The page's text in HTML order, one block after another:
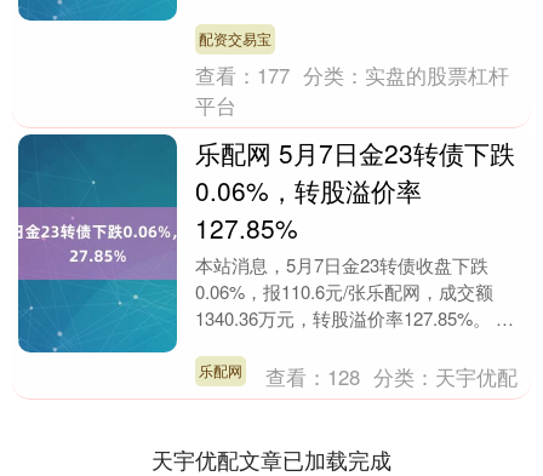
配资交易宝
查看： 177 分类： 实盘的股票杠杆
平台
乐配网 5月7日金23转债下跌
0.06%，转股溢价率
127.85%
本站消息，5月7日金23转债收盘下跌
0.06%，报110.6元/张乐配网，成交额
1340.36万元，转股溢价率127.85%。 资
乐配网 查看： 128 分类： 天宇优配
天宇优配文章已加载完成